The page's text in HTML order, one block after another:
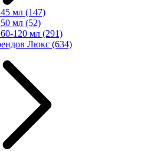
мл (147)
мл (52)
120 мл (291)
Люкс (634)